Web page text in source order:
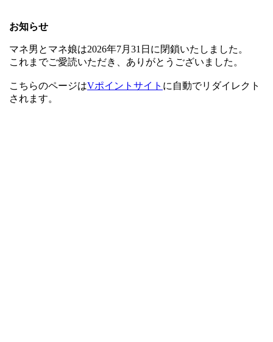
お知らせ
マネ男とマネ娘は2026年7月31日に閉鎖いたしました。
これまでご愛読いただき、ありがとうございました。
こちらのページはVポイントサイト に自動でリダイレクト
されます。